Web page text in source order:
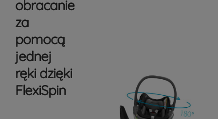
obracanie
za
pomocą
jednej
ręki dzięki
FlexiSpin